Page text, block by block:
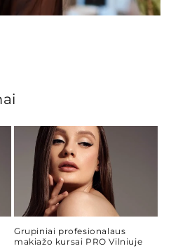
Grupiniai profesionalaus
makiažo kursai PRO Vilniuje